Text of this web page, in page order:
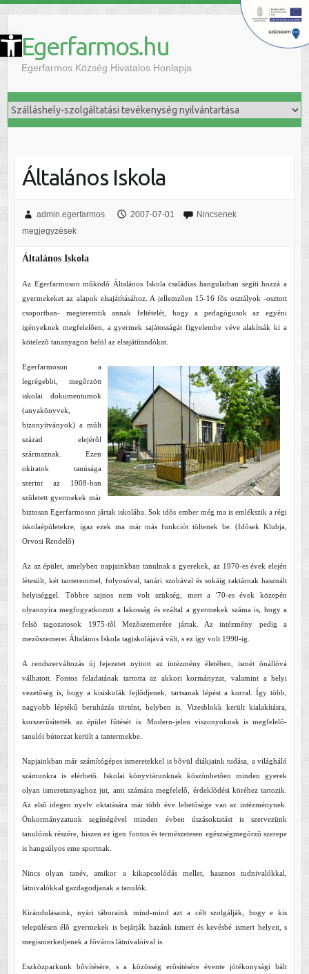
Eszköztár megnyitása Egerfarmos.hu
Egerfarmos Község Hivatalos Honlapja
Általános Iskola
admin.egerfarmos 2007-07-01
Nincsenek
megjegyzések
Általános Iskola
Az Egerfarmoson mûködõ Általános Iskola családias hangulatban segíti hozzá a
gyermekeket az alapok elsajátításához. A jellemzõen 15-16 fõs osztályok -osztott
csoportban- megteremtik annak feltételét, hogy a pedagógusok az egyéni
igényeknek megfelelõen, a gyermek sajátosságát figyelembe véve alakítsák ki a
kötelezõ tananyagon belül az elsajátítandókat.
Egerfarmoson a
legrégebbi, megõrzött
iskolai dokumentumok
(anyakönyvek,
bizonyítványok) a múlt
század elejérõl
származnak. Ezen
okiratok tanúsága
szerint az 1908-ban
született gyermekek már
biztosan Egerfarmoson jártak iskolába. Sok idõs ember még ma is emlékszik a régi
iskolaépületekre, igaz ezek ma már más funkciót töltenek be. (Idõsek Klubja,
Orvosi Rendelõ)
Az az épület, amelyben napjainkban tanulnak a gyerekek, az 1970-es évek elején
létesült, két tanteremmel, folyosóval, tanári szobával és sokáig raktárnak használt
helyiséggel. Többre sajnos nem volt szükség, mert a '70-es évek közepén
olyannyira megfogyatkozott a lakosság és ezáltal a gyermekek száma is, hogy a
felsõ tagozatosok 1975-tõl Mezõszemerére jártak. Az intézmény pedig a
mezõszemerei Általános Iskola tagiskolájává vált, s ez így volt 1990-ig.
A rendszerváltozás új fejezetet nyitott az intézmény életében, ismét önállóvá
válhatott. Fontos feladatának tartotta az akkori kormányzat, valamint a helyi
vezetõség is, hogy a kisiskolák fejlõdjenek, tartsanak lépést a korral. Így több,
nagyobb léptékû beruházás történt, helyben is. Vizesblokk került kialakításra,
korszerûsítették az épület fûtését is. Modern-jelen viszonyoknak is megfelelõ-
tanulói bútorzat került a tantermekbe.
Napjainkban már számítógépes ismeretekkel is bõvül diákjaink tudása, a világháló
számunkra is elérhetõ. Iskolai könyvtárunknak köszönhetõen minden gyerek
olyan ismeretanyaghoz jut, ami számára megfelelõ, érdeklõdési köréhez tartozik.
Az elsõ idegen nyelv oktatására már több éve lehetõsége van az intézménynek.
Önkormányzatunk segítségével minden évben úszásoktatást is szervezünk
tanulóink részére, hiszen ez igen fontos és természetesen egészségmegõrzõ szerepe
is hangsúlyos eme sportnak.
Nincs olyan tanév, amikor a kikapcsolódás mellet, hasznos tudnivalókkal,
látnivalókkal gazdagodjanak a tanulók.
Kirándulásaink, nyári táboraink mind-mind azt a célt szolgálják, hogy e kis
településen élõ gyermekek is bejárják hazánk ismert és kevésbé ismert helyeit, s
megismerkedjenek a fõváros látnivalóival is.
Eszközparkunk bõvítésére, s a közösség erõsítésére évente jótékonysági bált